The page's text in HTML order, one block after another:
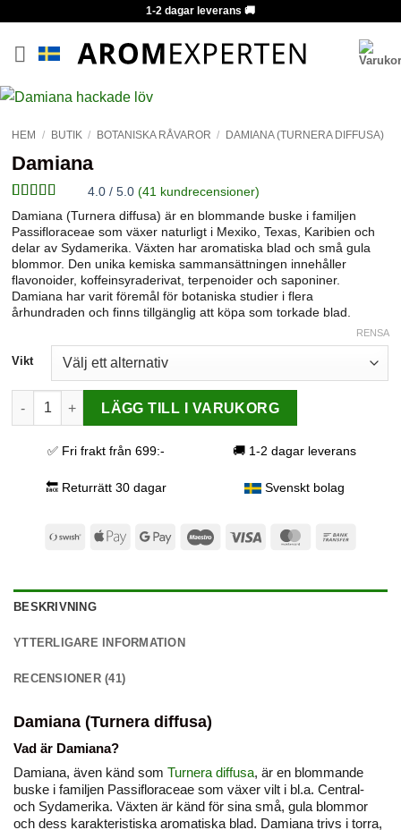
content
1-2 dagar leverans 🚚
HEM / BUTIK / BOTANISKA RÅVAROR / DAMIANA (TURNERA DIFFUSA)
Damiana
Betygsatt
4av 5
baserat på
41
kundrecensioner
4.0 / 5.0(41 kundrecensioner)
Damiana (Turnera diffusa) är en blommande buske i familjen
Passifloraceae som växer naturligt i Mexiko, Texas, Karibien och
delar av Sydamerika. Växten har aromatiska blad och små gula
blommor. Den unika kemiska sammansättningen innehåller
flavonoider, koffeinsyraderivat, terpenoider och saponiner.
Damiana har varit föremål för botaniska studier i flera
århundraden och finns tillgänglig att köpa som torkade blad.
Vikt
RENSA
Damiana mängd
LÄGG TILL I VARUKORG
✅ Fri frakt från 699:-
🔙 Returrätt 30 dagar
🚚 1-2 dagar leverans
Svenskt bolag
Swish
Apple
Google
MaestroVisa MasterCard
BESKRIVNING
YTTERLIGARE INFORMATION
RECENSIONER (41)
Damiana (Turnera diffusa)
Vad är Damiana?
Damiana, även känd som Turnera diffusa, är en blommande
buske i familjen Passifloraceae som växer vilt i bl.a. Central-
och Sydamerika. Växten är känd för sina små, gula blommor
och dess karakteristiska aromatiska blad. Damiana trivs i torra,